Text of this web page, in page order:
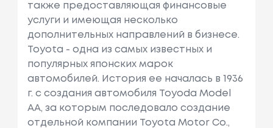
также предоставляющая финансовые
услуги и имеющая несколько
дополнительных направлений в бизнесе.
Toyota - одна из самых известных и
популярных японских марок
автомобилей. История ее началась в 1936
г. с создания автомобиля Toyoda Model
AA, за которым последовало создание
отдельной компании Toyota Motor Co.,